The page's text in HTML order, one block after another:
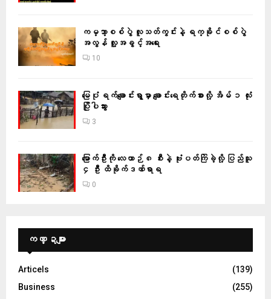
ကမ္ဘာ့စစ်ပွဲ လူသတ်ကွင်းနဲ့ ရက္ခိုင်စစ်ပွဲ
အလွန် လူ့အခွင့်အရေး
10
မြေပုံ ရက်ချောင်းရွာမှာ ချောင်းရေတိုက်စားလို့ အိမ် ၁ လုံး
ပြိုပါသွား
3
မြောက်ဦးကို လေယာဉ် ၈ စီးနဲ့ ဗုံးပတ်ကြဲခဲ့လို့ ပြည်သူ
၄ ဦး ထိခိုက်ဒဏ်ရာရ
0
ကဏ္ဍများ
Articels
(139)
Business
(255)